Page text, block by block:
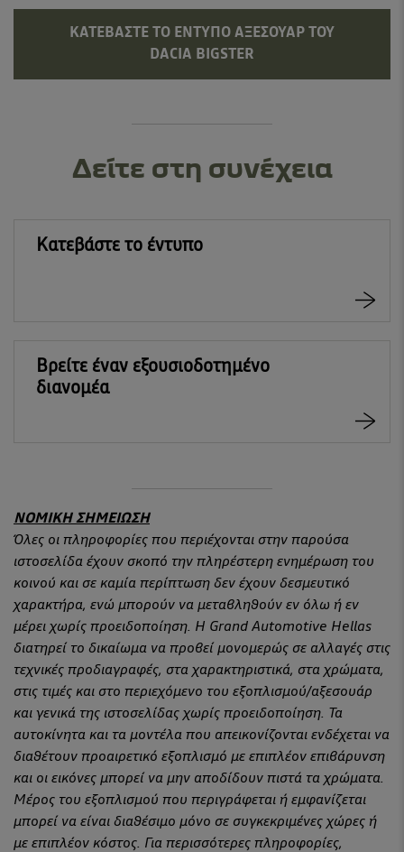
ΚΑΤΕΒΆΣΤΕ ΤΟ ΈΝΤΥΠΟ ΑΞΕΣΟΥΆΡ ΤΟΥ
DACIA BIGSTER
Δείτε στη συνέχεια
Κατεβάστε το έντυπο
Βρείτε έναν εξουσιοδοτημένο
διανομέα
ΝΟΜΙΚΗ ΣΗΜΕΙΩΣΗ
Όλες οι πληροφορίες που περιέχονται στην παρούσα
ιστοσελίδα έχουν σκοπό την πληρέστερη ενημέρωση του
κοινού και σε καμία περίπτωση δεν έχουν δεσμευτικό
χαρακτήρα, ενώ μπορούν να μεταβληθούν εν όλω ή εν
μέρει χωρίς προειδοποίηση. Η Grand Automotive Hellas
διατηρεί το δικαίωμα να προβεί μονομερώς σε αλλαγές στις
τεχνικές προδιαγραφές, στα χαρακτηριστικά, στα χρώματα,
στις τιμές και στο περιεχόμενο του εξοπλισμού/αξεσουάρ
και γενικά της ιστοσελίδας χωρίς προειδοποίηση. Τα
αυτοκίνητα και τα μοντέλα που απεικονίζονται ενδέχεται να
διαθέτουν προαιρετικό εξοπλισμό με επιπλέον επιβάρυνση
και οι εικόνες μπορεί να μην αποδίδουν πιστά τα χρώματα.
Μέρος του εξοπλισμού που περιγράφεται ή εμφανίζεται
μπορεί να είναι διαθέσιμο μόνο σε συγκεκριμένες χώρες ή
με επιπλέον κόστος. Για περισσότερες πληροφορίες,